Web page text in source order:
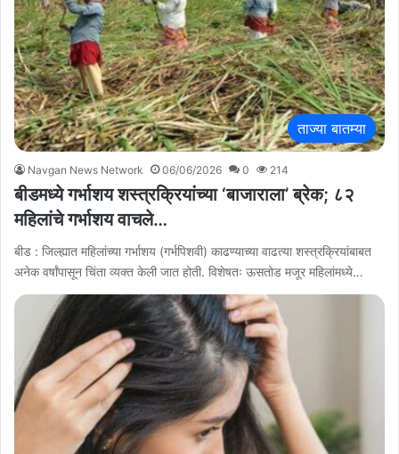
ताज्या बातम्या
Navgan News Network 06/06/2026 0 214
बीडमध्ये गर्भाशय शस्त्रक्रियांच्या ‘बाजाराला’ ब्रेक; ८२
महिलांचे गर्भाशय वाचले…
बीड : जिल्ह्यात महिलांच्या गर्भाशय (गर्भपिशवी) काढण्याच्या वाढत्या शस्त्रक्रियांबाबत
अनेक वर्षांपासून चिंता व्यक्त केली जात होती. विशेषतः ऊसतोड मजूर महिलांमध्ये…